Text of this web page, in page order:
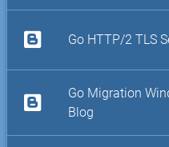
Go HTTP/2 TLS
Go Migration
Blog